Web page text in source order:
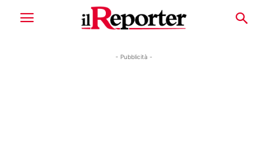
- Pubblicità -